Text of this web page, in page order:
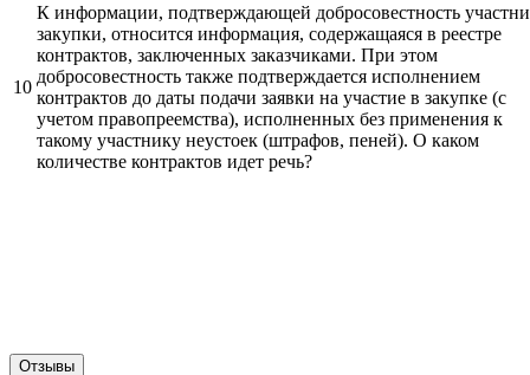
10
К информации, подтверждающей добросовестность
закупки, относится информация, содержащаяся в реестре
контрактов, заключенных заказчиками. При этом
добросовестность также подтверждается исполнением
контрактов до даты подачи заявки на участие в закупке (с
учетом правопреемства), исполненных без применения к
такому участнику неустоек (штрафов, пеней). О каком
количестве контрактов идет речь?
Отзывы